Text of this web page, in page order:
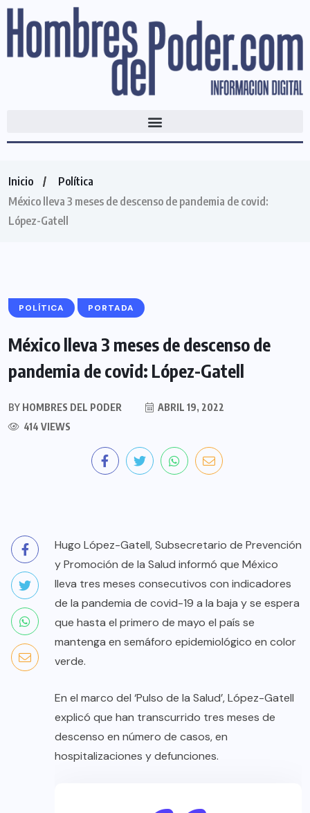
Inicio
Política
México lleva 3 meses de descenso de pandemia de covid:
López-Gatell
POLÍTICA PORTADA
México lleva 3 meses de descenso de
pandemia de covid: López-Gatell
BY HOMBRES DEL PODER
ABRIL 19, 2022
414 VIEWS
Hugo López-Gatell, Subsecretario de Prevención
y Promoción de la Salud informó que México
lleva tres meses consecutivos con indicadores
de la pandemia de covid-19 a la baja y se espera
que hasta el primero de mayo el país se
mantenga en semáforo epidemiológico en color
verde.
En el marco del ‘Pulso de la Salud’, López-Gatell
explicó que han transcurrido tres meses de
descenso en número de casos, en
hospitalizaciones y defunciones.